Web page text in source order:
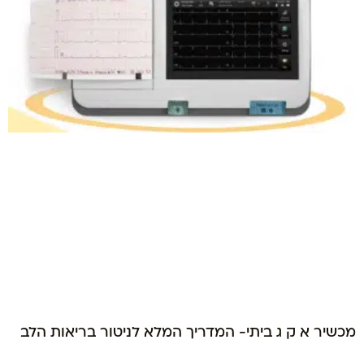
מכשיר א ק ג ביתי- המדריך המלא לניטור בריאות הלב